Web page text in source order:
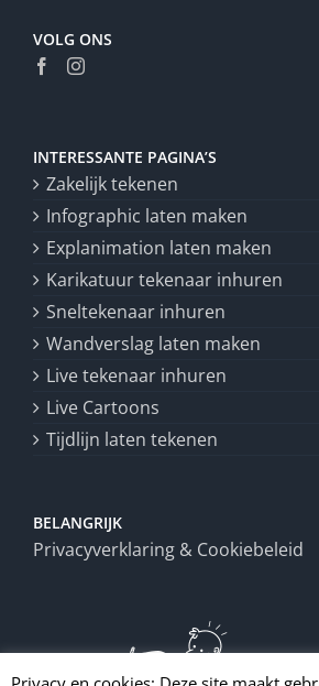
VOLG ONS
INTERESSANTE PAGINA’S
Zakelijk tekenen
Infographic laten maken
Explanimation laten maken
Karikatuur tekenaar inhuren
Sneltekenaar inhuren
Wandverslag laten maken
Live tekenaar inhuren
Live Cartoons
Tijdlijn laten tekenen
BELANGRIJK
Privacyverklaring & Cookiebeleid